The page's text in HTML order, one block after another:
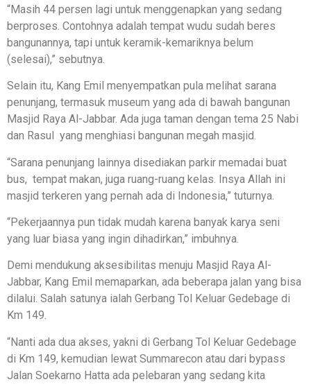
“Masih 44 persen lagi untuk menggenapkan yang sedang
berproses. Contohnya adalah tempat wudu sudah beres
bangunannya, tapi untuk keramik-kemariknya belum
(selesai),” sebutnya.
Selain itu, Kang Emil menyempatkan pula melihat sarana
penunjang, termasuk museum yang ada di bawah bangunan
Masjid Raya Al-Jabbar. Ada juga taman dengan tema 25 Nabi
dan Rasul yang menghiasi bangunan megah masjid.
“Sarana penunjang lainnya disediakan parkir memadai buat
bus, tempat makan, juga ruang-ruang kelas. Insya Allah ini
masjid terkeren yang pernah ada di Indonesia,” tuturnya.
“Pekerjaannya pun tidak mudah karena banyak karya seni
yang luar biasa yang ingin dihadirkan,” imbuhnya.
Demi mendukung aksesibilitas menuju Masjid Raya Al-
Jabbar, Kang Emil memaparkan, ada beberapa jalan yang bisa
dilalui. Salah satunya ialah Gerbang Tol Keluar Gedebage di
Km 149.
“Nanti ada dua akses, yakni di Gerbang Tol Keluar Gedebage
di Km 149, kemudian lewat Summarecon atau dari bypass
Jalan Soekarno Hatta ada pelebaran yang sedang kita